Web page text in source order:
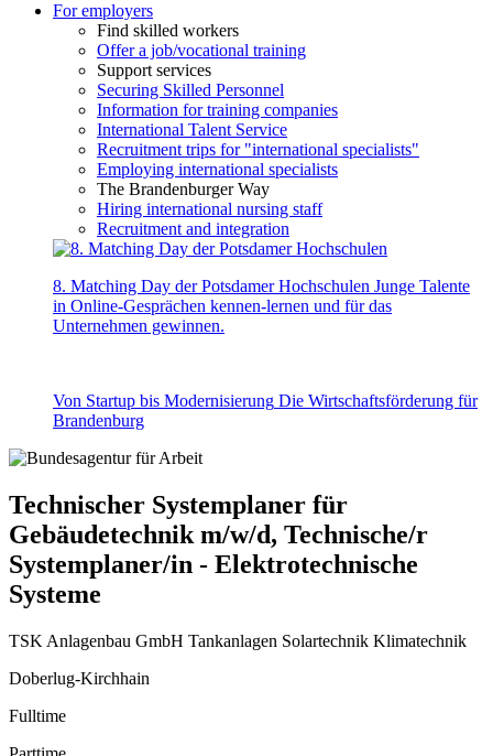
For employers
Find skilled workers
Offer a job/vocational training
Support services
Securing Skilled Personnel
Information for training companies
International Talent Service
Recruitment trips for "international specialists"
Employing international specialists
The Brandenburger Way
Hiring international nursing staff
Recruitment and integration
8. Matching Day der Potsdamer Hochschulen Junge Talente
in Online-Gesprächen kennen-lernen und für das
Unternehmen gewinnen.
Von Startup bis Modernisierung Die Wirtschaftsförderung für
Brandenburg
Technischer Systemplaner für
Gebäudetechnik m/w/d, Technische/r
Systemplaner/in - Elektrotechnische
Systeme
TSK Anlagenbau GmbH Tankanlagen Solartechnik Klimatechnik
Doberlug-Kirchhain
Fulltime